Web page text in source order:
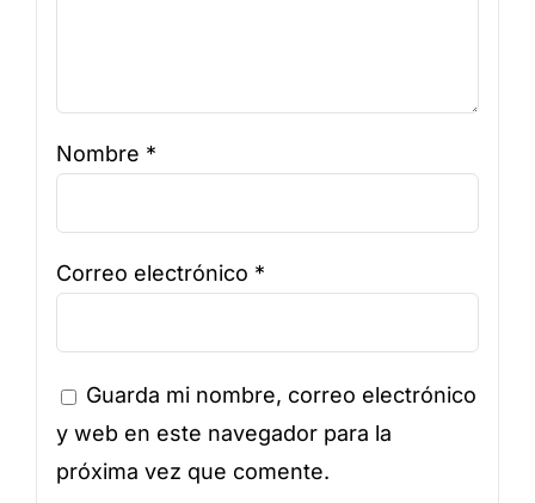
Nombre *
Correo electrónico *
Guarda mi nombre, correo electrónico
y web en este navegador para la
próxima vez que comente.